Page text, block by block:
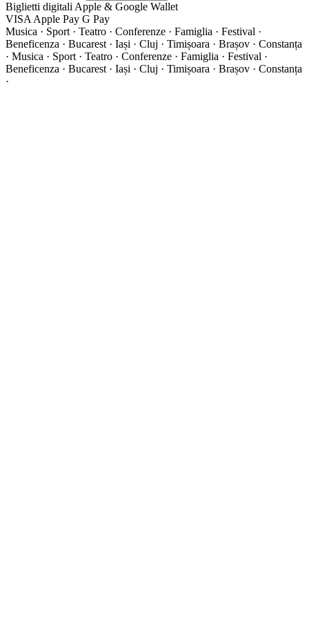
Biglietti digitali Apple & Google Wallet
VISA Apple Pay G Pay
Musica · Sport · Teatro · Conferenze · Famiglia · Festival ·
Beneficenza · Bucarest · Iași · Cluj · Timișoara · Brașov · Constanța
· Musica · Sport · Teatro · Conferenze · Famiglia · Festival ·
Beneficenza · Bucarest · Iași · Cluj · Timișoara · Brașov · Constanța
·